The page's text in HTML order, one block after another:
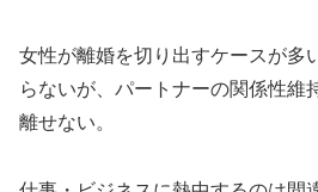
女性が離婚を切り出すケースが多
らないが、パートナーの関係性維
離せない。